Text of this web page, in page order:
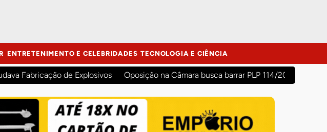
ENTRETENIMENTO E CELEBRIDADES TECNOLOGIA E CIÊNCIA
Fabricação de Explosivos Oposição na Câmara busca barrar PLP 114/2026 para